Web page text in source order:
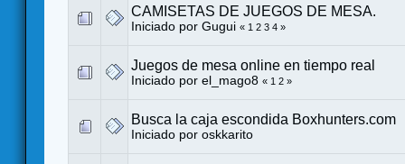
CAMISETAS DE JUEGOS DE MESA.
Iniciado por Gugui « 1 2 3 4 »
Juegos de mesa online en tiempo real
Iniciado por el_mago8 « 1 2 »
Busca la caja escondida Boxhunters.com
Iniciado por oskkarito